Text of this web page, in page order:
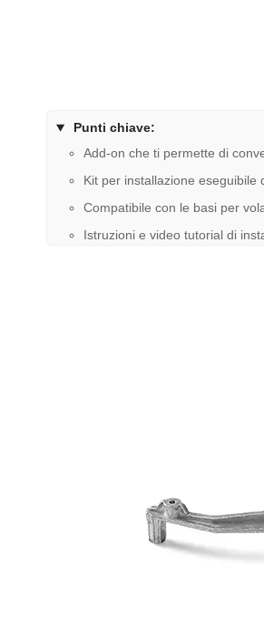
Punti chiave:
Add-on che ti permette di
Kit per installazione
Compatibile con le basi per
Istruzioni e video tutorial di